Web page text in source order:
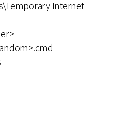
Internet